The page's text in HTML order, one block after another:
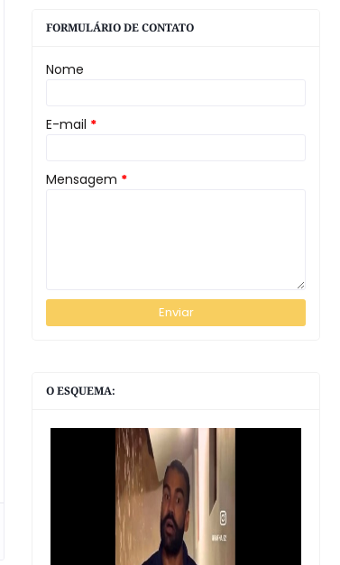
FORMULÁRIO DE CONTATO
Nome
E-mail *
Mensagem *
O ESQUEMA: